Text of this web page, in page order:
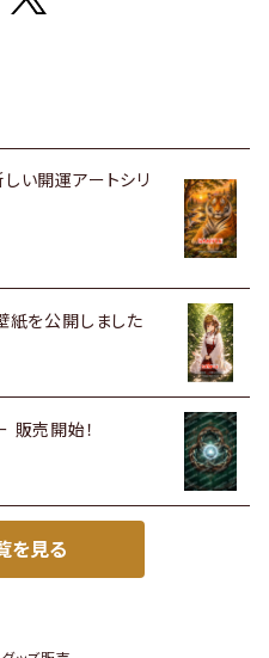
い開運アートシリ
紙を公開しました
販売開始！
を見る